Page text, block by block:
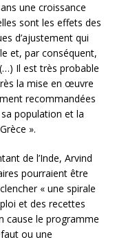
une croissance
sont les effets des
d’ajustement qui
et, par conséquent,
Il est très probable
la mise en œuvre
recommandées
population et la
».
de l’Inde, Arvind
pourraient être
« une spirale
et des recettes
cause le programme
ou une